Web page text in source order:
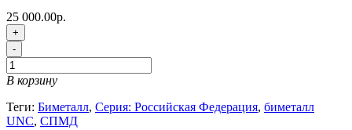
25 000.00р.
+
-
В корзину
Теги: Биметалл, Серия: Российская Федерация, биметалл
UNC, СПМД